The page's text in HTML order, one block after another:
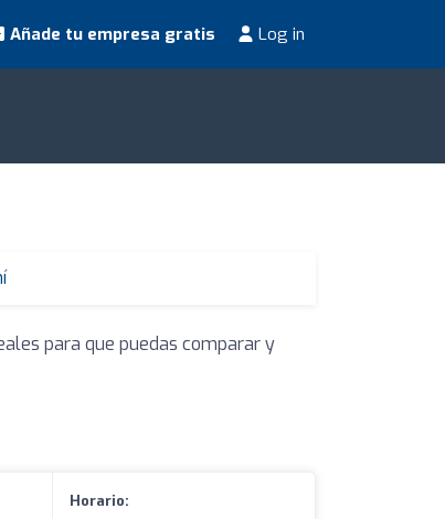
Añade tu empresa gratis Log in
para que puedas comparar y
Horario: